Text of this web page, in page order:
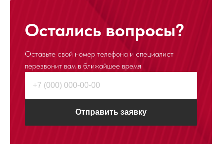
Остались вопросы?
Оставьте свой номер телефона и специалист
перезвонит вам в ближайшее время
Отправить заявку